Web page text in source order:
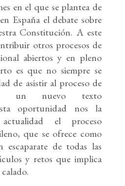
en el que se plantea de
España el debate sobre
Constitución. A este
otros procesos de
abiertos y en pleno
es que no siempre se
de asistir al proceso de
un nuevo texto
oportunidad nos la
el proceso
que se ofrece como
escaparate de todas las
y retos que implica